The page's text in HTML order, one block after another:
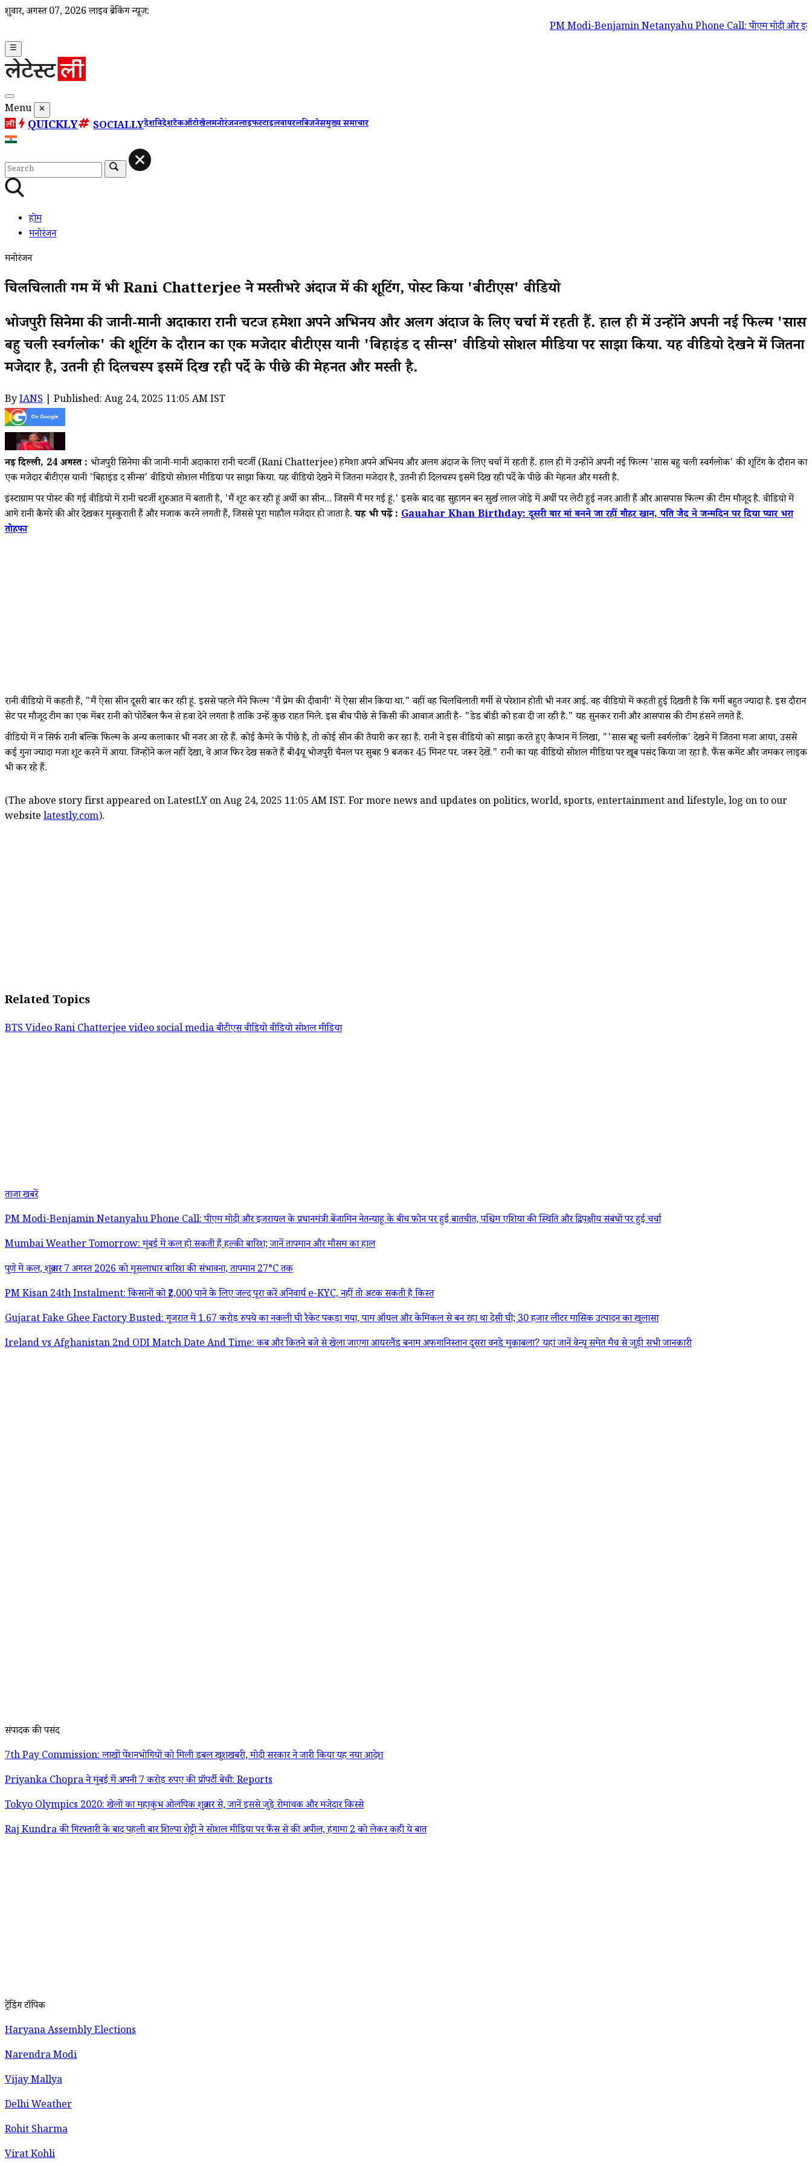
शुक्रवार, अगस्त 07, 2026 लाइव ब्रेकिंग न्यूज़:
PM Modi-Benjamin Netanyahu Phone Call: पीएम मोदी और इजरायल के
☰
Menu ✕
QUICKLY SOCIALLYदेशविदेशटेकऑटोखेलमनोरंजनलाइफस्टाइलवायरलबिजनेसमुख्य समाचार
होम
मनोरंजन
मनोरंजन
चिलचिलाती गर्मी में भी Rani Chatterjee ने मस्तीभरे अंदाज में की शूटिंग, पोस्ट किया 'बीटीएस' वीडियो
भोजपुरी सिनेमा की जानी-मानी अदाकारा रानी चटर्जी हमेशा अपने अभिनय और अलग अंदाज के लिए चर्चा में रहती हैं. हाल ही में उन्होंने अपनी नई फिल्म 'सास
बहु चली स्वर्गलोक' की शूटिंग के दौरान का एक मजेदार बीटीएस यानी 'बिहाइंड द सीन्स' वीडियो सोशल मीडिया पर साझा किया. यह वीडियो देखने में जितना
मजेदार है, उतनी ही दिलचस्प इसमें दिख रही पर्दे के पीछे की मेहनत और मस्ती है.
ByIANS | Published: Aug 24, 2025 11:05 AM IST
नई दिल्ली, 24 अगस्त : भोजपुरी सिनेमा की जानी-मानी अदाकारा रानी चटर्जी (Rani Chatterjee) हमेशा अपने अभिनय और अलग अंदाज के लिए चर्चा में रहती हैं. हाल ही में उन्होंने अपनी नई फिल्म 'सास बहु चली स्वर्गलोक' की शूटिंग के दौरान का
एक मजेदार बीटीएस यानी 'बिहाइंड द सीन्स' वीडियो सोशल मीडिया पर साझा किया. यह वीडियो देखने में जितना मजेदार है, उतनी ही दिलचस्प इसमें दिख रही पर्दे के पीछे की मेहनत और मस्ती है.
इंस्टाग्राम पर पोस्ट की गई वीडियो में रानी चटर्जी शुरुआत में बताती है, 'मैं शूट कर रही हूं अर्थी का सीन... जिसमें मैं मर गई हूं.' इसके बाद वह सुहागन बन सुर्ख लाल जोड़े में अर्थी पर लेटी हुई नजर आती हैं और आसपास फिल्म की टीम मौजूद है. वीडियो में
आगे रानी कैमरे की ओर देखकर मुस्कुराती हैं और मजाक करने लगती हैं, जिससे पूरा माहौल मजेदार हो जाता है.यह भी पढ़ें : Gauahar Khan Birthday: दूसरी बार मां बनने जा रहीं गौहर खान, पति जैद ने जन्मदिन पर दिया प्यार भरा
तोहफा
रानी वीडियो में कहती हैं, "मैं ऐसा सीन दूसरी बार कर रही हूं. इससे पहले मैंने फिल्म 'मैं प्रेम की दीवानी' में ऐसा सीन किया था." वहीं वह चिलचिलाती गर्मी से परेशान होती भी नजर आई. वह वीडियो में कहती हुई दिखती है कि गर्मी बहुत ज्यादा है. इस दौरान
सेट पर मौजूद टीम का एक मेंबर रानी को पोर्टेबल फैन से हवा देने लगता है ताकि उन्हें कुछ राहत मिले. इस बीच पीछे से किसी की आवाज आती है- "डेड बॉडी को हवा दी जा रही है." यह सुनकर रानी और आसपास की टीम हंसने लगते हैं.
वीडियो में न सिर्फ रानी बल्कि फिल्म के अन्य कलाकार भी नजर आ रहे हैं. कोई कैमरे के पीछे है, तो कोई सीन की तैयारी कर रहा है. रानी ने इस वीडियो को साझा करते हुए कैप्शन में लिखा, "'सास बहू चली स्वर्गलोक' देखने में जितना मजा आया, उससे
कई गुना ज्यादा मजा शूट करने में आया. जिन्होंने कल नहीं देखा, वे आज फिर देख सकते हैं बी4यू भोजपुरी चैनल पर सुबह 9 बजकर 45 मिनट पर. जरूर देखें." रानी का यह वीडियो सोशल मीडिया पर खूब पसंद किया जा रहा है. फैंस कमेंट और जमकर लाइक
भी कर रहे हैं.
(The above story first appeared on LatestLY on Aug 24, 2025 11:05 AM IST. For more news and updates on politics, world, sports, entertainment and lifestyle, log on to our
website latestly.com).
Related Topics
BTS VideoRani Chatterjeevideo social mediaबीटीएस वीडियोवीडियो सोशल मीडिया
ताजा खबरें
PM Modi-Benjamin Netanyahu Phone Call: पीएम मोदी और इजरायल के प्रधानमंत्री बेंजामिन नेतन्याहू के बीच फोन पर हुई बातचीत, पश्चिम एशिया की स्थिति और द्विपक्षीय संबंधों पर हुई चर्चा
Mumbai Weather Tomorrow: मुंबई में कल हो सकती हैं हल्की बारिश; जानें तापमान और मौसम का हाल
पुणे में कल, शुक्रवार 7 अगस्त 2026 को मूसलाधार बारिश की संभावना, तापमान 27°C तक
PM Kisan 24th Instalment: किसानों को ₹2,000 पाने के लिए जल्द पूरा करें अनिवार्य e-KYC, नहीं तो अटक सकती है किस्त
Gujarat Fake Ghee Factory Busted: गुजरात में 1.67 करोड़ रुपये का नकली घी रैकेट पकड़ा गया, पाम ऑयल और केमिकल से बन रहा था देसी घी; 30 हजार लीटर मासिक उत्पादन का खुलासा
Ireland vs Afghanistan 2nd ODI Match Date And Time: कब और कितने बजे से खेला जाएगा आयरलैंड बनाम अफगानिस्तान दूसरा वनडे मुकाबला? यहां जानें वेन्यू समेत मैच से जुड़ी सभी जानकारी
संपादक की पसंद
7th Pay Commission: लाखों पेंशनभोगियों को मिली डबल खुशखबरी, मोदी सरकार ने जारी किया यह नया आदेश
Priyanka Chopra ने मुंबई में अपनी 7 करोड़ रुपए की प्रॉपर्टी बेची: Reports
Tokyo Olympics 2020: खेलों का महाकुंभ ओलंपिक शुक्रवार से, जानें इससे जुड़े रोमांचक और मजेदार किस्से
Raj Kundra की गिरफ्तारी के बाद पहली बार शिल्पा शेट्टी ने सोशल मीडिया पर फैंस से की अपील, हंगामा 2 को लेकर कही ये बात
ट्रेंडिंग टॉपिक
Haryana Assembly Elections
Narendra Modi
Vijay Mallya
Delhi Weather
Rohit Sharma
Virat Kohli